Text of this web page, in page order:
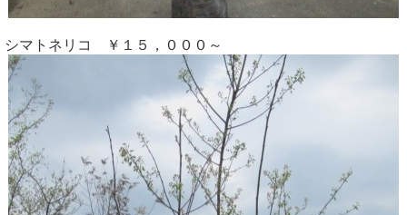
シマトネリコ ￥１５，０００～